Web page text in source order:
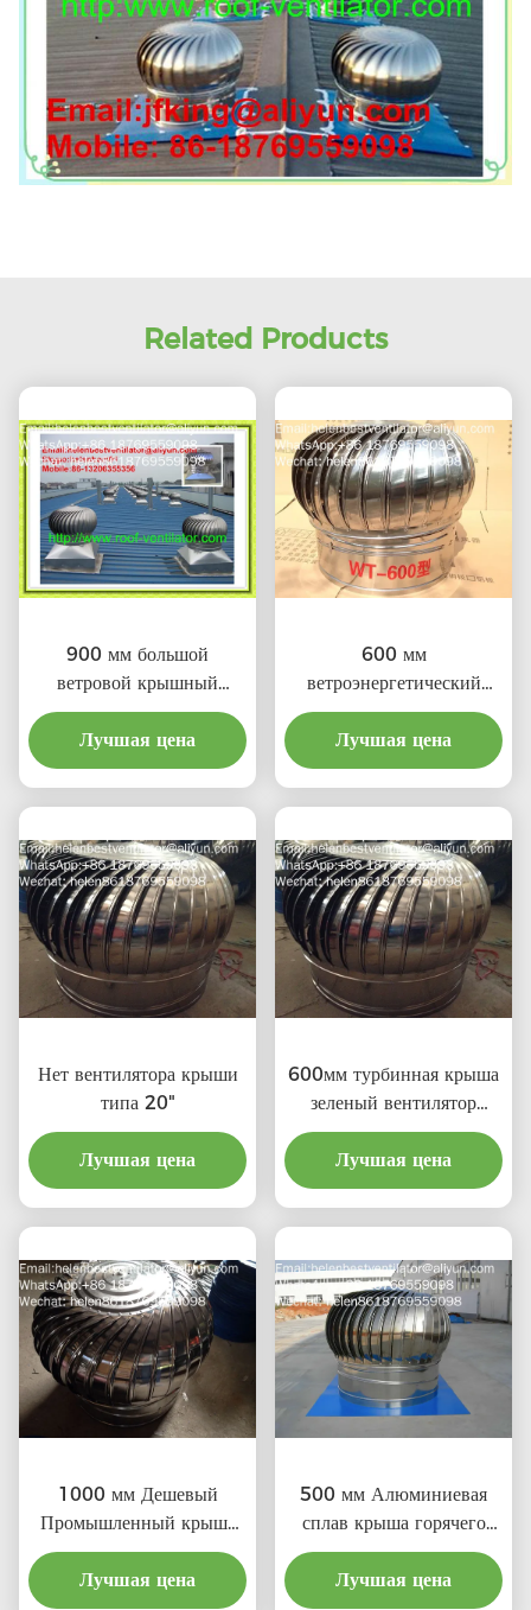
Related Products
900 мм большой
ветровой крышный
турбовентилятор для
мастерской из
нержавеющей стали
Лучшая цена
600 мм
ветроэнергетический
крышный
турбовентилятор для
мастерской из
Лучшая цена
Нет вентилятора крыши
типа 20"
Лучшая цена
600мм турбинная крыша
зеленый вентилятор
вытяжки
Лучшая цена
1000 мм Дешевый
Промышленный крыша
Вентиляционные
вентиляторы
Лучшая цена
500 мм Алюминиевая
сплав крыша горячего
воздуха выхлопный
вентилятор
Лучшая цена